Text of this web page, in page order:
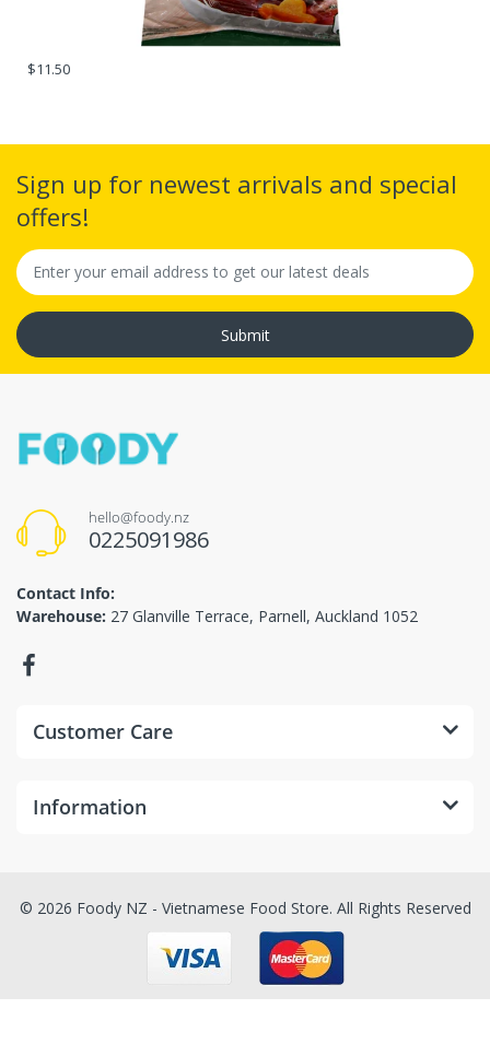
$11.50
Sign up for newest arrivals and special
offers!
Submit
hello@foody.nz
0225091986
Contact Info:
Warehouse: 27 Glanville Terrace, Parnell, Auckland 1052
Customer Care
Information
© 2026 Foody NZ - Vietnamese Food Store. All Rights Reserved